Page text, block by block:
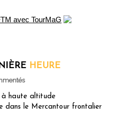
HEURE
à haute altitude
dans le Mercantour frontalier